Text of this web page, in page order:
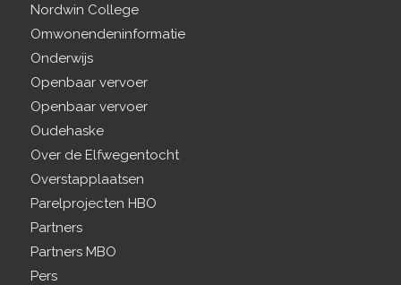
Nordwin College
Omwonendeninformatie
Onderwijs
Openbaar vervoer
Openbaar vervoer
Oudehaske
Over de Elfwegentocht
Overstapplaatsen
Parelprojecten HBO
Partners
Partners MBO
Pers